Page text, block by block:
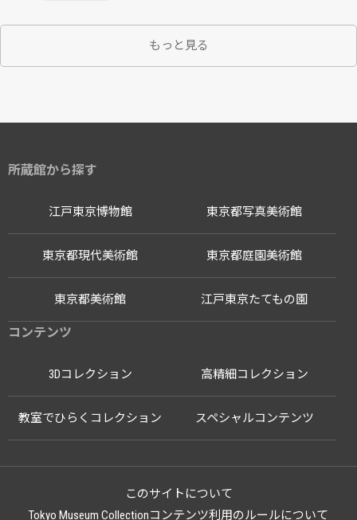
もっと見る
所蔵館から探す
江戸東京博物館
江戸東京たてもの園
東京都写真美術館
東京都現代美術館 東京都庭園美術館
東京都美術館
コンテンツ
3Dコレクション 高精細コレクション
教室でひらくコレクション スペシャルコンテンツ
このサイトについて
Tokyo Museum Collectionコンテンツ利用のルールについて